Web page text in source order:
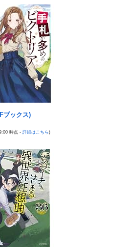
風説には騙されないぞ スキャンプ
バウムクーヘン売ったりTikTokライ
しなかった」
も追突→夫婦「これは事故じゃな
無銭飲食ｗｗｗ大学が異例の警告へ
…軽作業ラインやスポットワーク
…軽作業ラインやスポットワーク
なかった…」 日本を知ってしまった
レーキ問題の原因が明らかになるも
立たず
ーム画面公開キター！ウルザちゃん
けたシィルもいるぞ！
、逝きそう
のカプセルトイ、爆誕。自宅や職場
ｗｗ
えらいことになってるんやが
のカプセルトイ、爆誕。自宅や職場
ｗｗ
えらいことになってるんやが
の禁書目録2は喰種を超える事を意
演出・ゲーム性は東京喰種よりも良
になって終わる…
記参る』評判＆感想まとめ｜通常
っぱれチャンスの河童が強い、スイ
ンモノ"感が凄い・・・
を押し付けてきた兄嫁！「テレビで
『Gガンダム』を一気見させた結
発症して家で大暴れｗｗ
「文〇砲より遥かに威力は弱いが、
」
ムさん、ついにキャラ成長率がゲー
ブックス)
時点 - 詳細はこちら)